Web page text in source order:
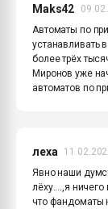
Maks42
Автоматы по
устанавливать
более трёх
Миронов уже
автоматов по
леха
Явно наши
лёху....,я ничего
что фандоматы